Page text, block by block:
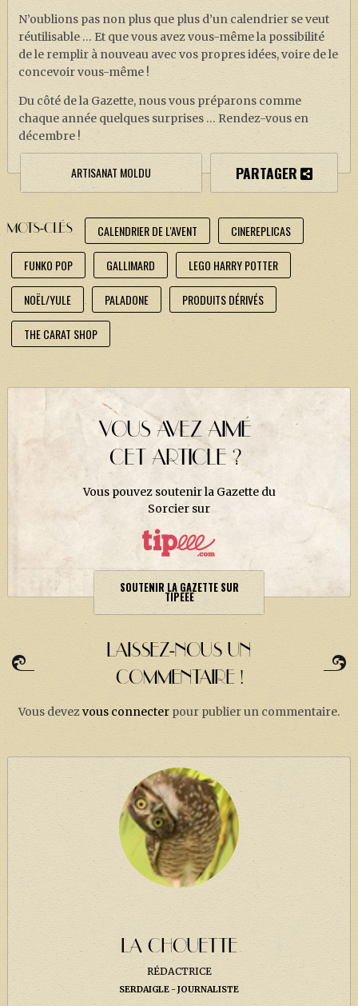
N’oublions pas non plus que plus d’un calendrier se veut
réutilisable … Et que vous avez vous-même la possibilité
de le remplir à nouveau avec vos propres idées, voire de le
concevoir vous-même !
Du côté de la Gazette, nous vous préparons comme
chaque année quelques surprises … Rendez-vous en
décembre !
ARTISANAT MOLDU PARTAGER
MOTS-CLÉS CALENDRIER DE L'AVENT CINEREPLICAS
FUNKO POP GALLIMARD LEGO HARRY POTTER
NOËL/YULE PALADONE PRODUITS DÉRIVÉS
THE CARAT SHOP
VOUS AVEZ AIMÉ
CET ARTICLE ?
Vous pouvez soutenir la Gazette du
Sorcier sur
SOUTENIR LA GAZETTE SUR
TIPEEE
LAISSEZ-NOUS UN
COMMENTAIRE !
Vous devezvous connecter pour publier un commentaire.
LA CHOUETTE
RÉDACTRICE
SERDAIGLE JOURNALISTE